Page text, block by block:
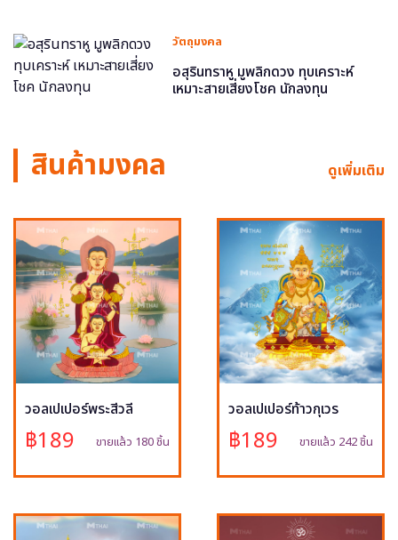
วัตถุมงคล
อสุรินทราหู มูพลิกดวง ทุบเคราะห์
เหมาะสายเสี่ยงโชค นักลงทุน
สินค้ามงคล ดูเพิ่มเติม
วอลเปเปอร์พระสีวลี
฿189 ขายแล้ว 180 ชิ้น
วอลเปเปอร์ท้าวกุเวร
฿189 ขายแล้ว 242 ชิ้น